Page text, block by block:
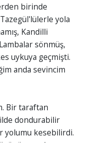
birinde
yola
Kandilli
sönmüş,
uykuya geçmişti.
anda sevincim
Bir taraftan
dondurabilir
yolumu kesebilirdi.